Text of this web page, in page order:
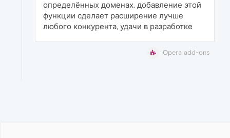
определённых доменах. добавление этой
функции сделает расширение лучше
любого конкурента, удачи в разработке
Opera add-ons